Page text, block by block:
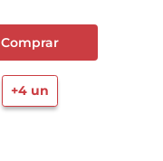
Comprar
+4 un